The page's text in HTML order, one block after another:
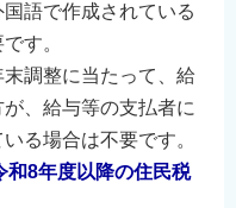
語で作成されている
す。
調整に当たって、給
、給与等の支払者に
る場合は不要です。
和8年度以降の住民税